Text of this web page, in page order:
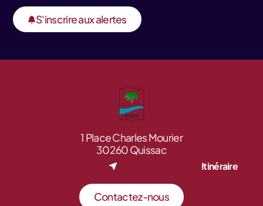
S'inscrire aux alertes
1 Place Charles Mourier
30260 Quissac
Itinéraire
Contactez-nous